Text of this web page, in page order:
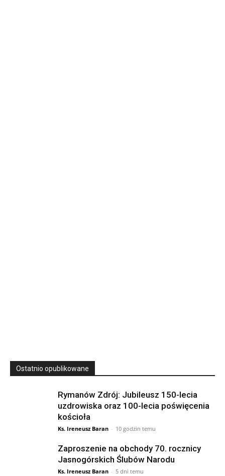
Ostatnio opublikowane
Rymanów Zdrój: Jubileusz 150-lecia
uzdrowiska oraz 100-lecia poświęcenia
kościoła
Ks. Ireneusz Baran - 10 godzin temu
Zaproszenie na obchody 70. rocznicy
Jasnogórskich Ślubów Narodu
Ks. Ireneusz Baran - 5 dni temu